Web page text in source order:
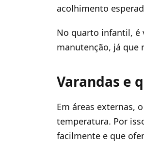
acolhimento
No quarto infantil, é
manutenção, já que
Varandas e
Em áreas externas,
temperatura. Por
facilmente e que